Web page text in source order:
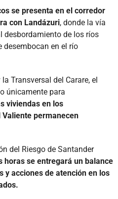
se presenta en el corredor
con Landázuri, donde la vía
desbordamiento de los ríos
desembocan en el río
Transversal del Carare, el
únicamente para
viviendas en los
permanecen
del Riesgo de Santander
horas se entregará un balance
y acciones de atención en los